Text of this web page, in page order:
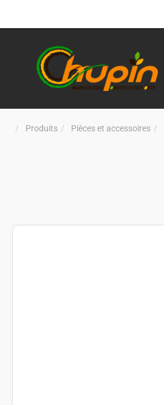
Produits Pièces et accessoires